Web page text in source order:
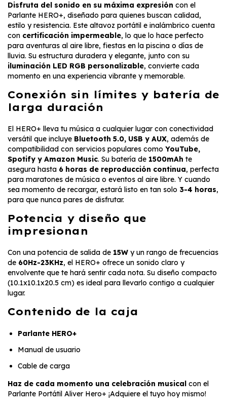
Disfruta del sonido en su máxima expresión con el
Parlante HERO+, diseñado para quienes buscan calidad,
estilo y resistencia. Este altavoz portátil e inalámbrico cuenta
con certificación impermeable, lo que lo hace perfecto
para aventuras al aire libre, fiestas en la piscina o días de
lluvia. Su estructura duradera y elegante, junto con su
iluminación LED RGB personalizable, convierte cada
momento en una experiencia vibrante y memorable.
Conexión sin límites y batería de
larga duración
El HERO+ lleva tu música a cualquier lugar con conectividad
versátil que incluye Bluetooth 5.0, USB y AUX, además de
compatibilidad con servicios populares como YouTube,
Spotify y Amazon Music. Su batería de 1500mAh te
asegura hasta 6 horas de reproducción continua, perfecta
para maratones de música o eventos al aire libre. Y cuando
sea momento de recargar, estará listo en tan solo 3-4 horas,
para que nunca pares de disfrutar.
Potencia y diseño que
impresionan
Con una potencia de salida de 15W y un rango de frecuencias
de 60Hz-23KHz, el HERO+ ofrece un sonido claro y
envolvente que te hará sentir cada nota. Su diseño compacto
(10.1x10.1x20.5 cm) es ideal para llevarlo contigo a cualquier
lugar.
Contenido de la caja
Parlante HERO+
Manual de usuario
Cable de carga
Haz de cada momento una celebración musical con el
Parlante Portátil Aliver Hero+ ¡Adquiere el tuyo hoy mismo!